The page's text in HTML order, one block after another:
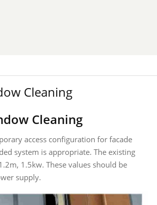
Cleaning
Cleaning
access configuration for facade
system is appropriate. The existing
1.5kw. These values should be
supply.